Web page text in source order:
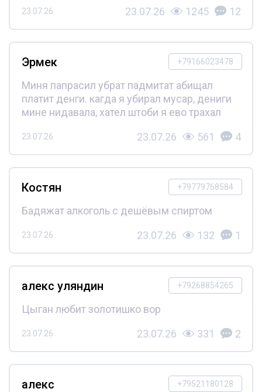
23.07.26 23.07.26 1245 12
+79166023478
Эрмек
Миня папрасил убрат падмитат абищал
платит денги. кагда я убирал мусар, дениги
мине нидавала, хател штоби я ево трахал
23.07.26 23.07.26 561 4
+79779768584
Костян
Бадяжат алкоголь с дешёвым спиртом
23.07.26 23.07.26 132 1
+79268854265
алекс уляндин
Цыган любит золотишко вор
23.07.26 23.07.26 331 2
+79521180128
алекс